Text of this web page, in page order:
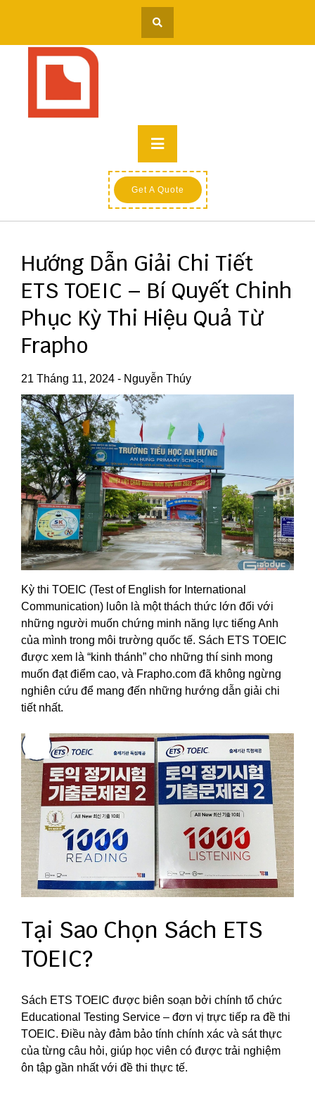
Primary
Menu
Get A Quote
Hướng Dẫn Giải Chi Tiết
ETS TOEIC – Bí Quyết Chinh
Phục Kỳ Thi Hiệu Quả Từ
Frapho
21 Tháng 11, 2024 - Nguyễn Thúy
Kỳ thi TOEIC (Test of English for International
Communication) luôn là một thách thức lớn đối với
những người muốn chứng minh năng lực tiếng Anh
của mình trong môi trường quốc tế. Sách ETS TOEIC
được xem là “kinh thánh” cho những thí sinh mong
muốn đạt điểm cao, và Frapho.com đã không ngừng
nghiên cứu để mang đến những hướng dẫn giải chi
tiết nhất.
Tại Sao Chọn Sách ETS
TOEIC?
Sách ETS TOEIC được biên soạn bởi chính tổ chức
Educational Testing Service – đơn vị trực tiếp ra đề thi
TOEIC. Điều này đảm bảo tính chính xác và sát thực
của từng câu hỏi, giúp học viên có được trải nghiệm
ôn tập gần nhất với đề thi thực tế.